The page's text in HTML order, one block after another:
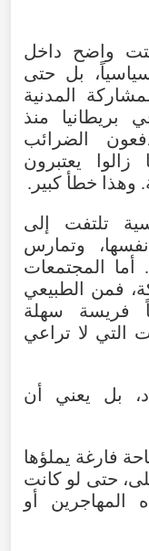
واضح
داخل
، بل حتى
المدنية
بريطانيا
منذ
الضرائب
زالوا
يعتبرون
. وهذا خطأ كبير .
تلتفت
إلى
نفسها، وتمارس
. أما
المجتمعات
، فمن الطبيعي
فريسة
سهلة
التي لا تراعي
، بل يعني
أن
فارغة يملؤها
، حتى لو كانت
المهاجرين
أو